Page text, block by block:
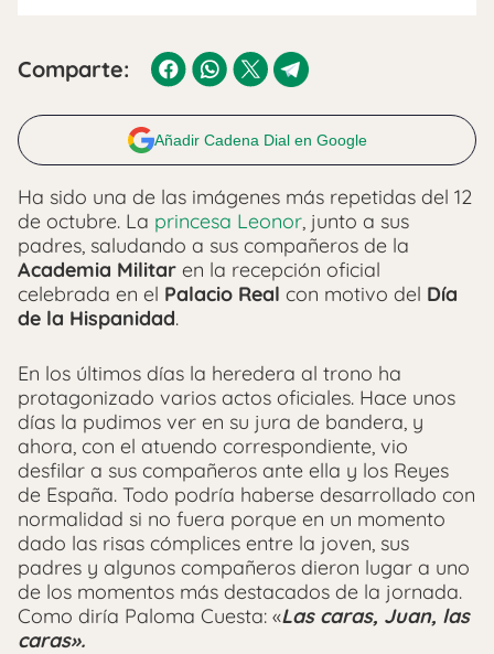
Comparte:
Añadir Cadena Dial en Google
Ha sido una de las imágenes más repetidas del 12
de octubre. La princesa Leonor, junto a sus
padres, saludando a sus compañeros de la
Academia Militar en la recepción oficial
celebrada en el Palacio Real con motivo del Día
de la Hispanidad.
En los últimos días la heredera al trono ha
protagonizado varios actos oficiales. Hace unos
días la pudimos ver en su jura de bandera, y
ahora, con el atuendo correspondiente, vio
desfilar a sus compañeros ante ella y los Reyes
de España. Todo podría haberse desarrollado con
normalidad si no fuera porque en un momento
dado las risas cómplices entre la joven, sus
padres y algunos compañeros dieron lugar a uno
de los momentos más destacados de la jornada.
Como diría Paloma Cuesta: «Las caras, Juan, las
caras».